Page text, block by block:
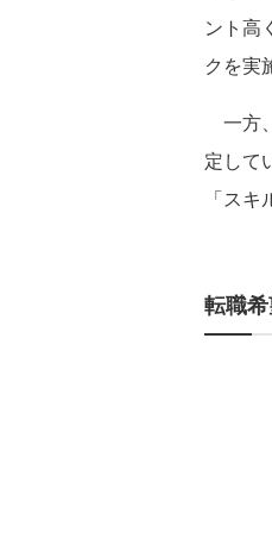
ント高
クを実
一方
定して
「ス
転職